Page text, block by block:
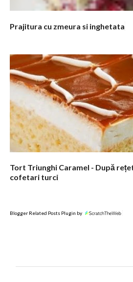
Prajitura cu zmeura si inghetata
Tort Triunghi Caramel - După
cofetari turci
Blogger Related Posts Plugin by